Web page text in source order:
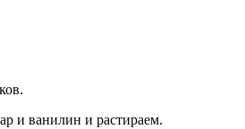
и ванилин и растираем.